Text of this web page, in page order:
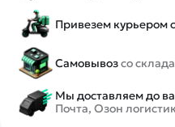
Привезем курьером
Самовывозсо склада
Мы доставляем до
Почта, Озон